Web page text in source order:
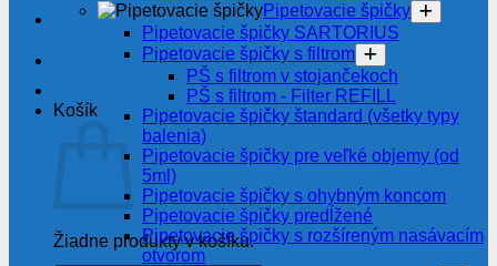
Košík
Žiadne produkty v košíku.
Pipetovacie špičky
Pipetovacie špičky SARTORIUS
Pipetovacie špičky s filtrom
PŠ s filtrom v stojančekoch
PŠ s filtrom - Filter REFILL
Pipetovacie špičky štandard (všetky typy
balenia)
Pipetovacie špičky pre veľké objemy (od
5ml)
Pipetovacie špičky s ohybným koncom
Pipetovacie špičky predĺžené
Pipetovacie špičky s rozšíreným nasávacím
otvorom